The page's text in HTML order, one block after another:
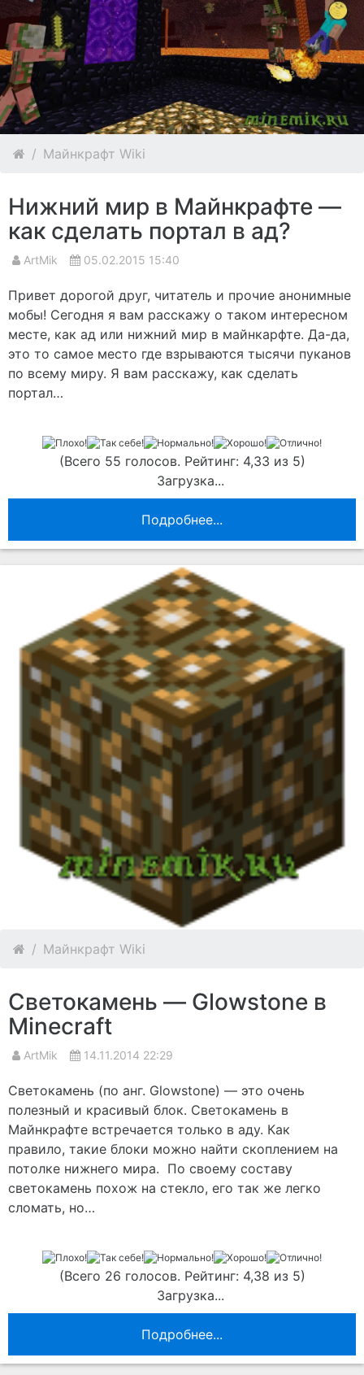
Майнкрафт Wiki
Нижний мир в Майнкрафте —
как сделать портал в ад?
ArtMik 05.02.2015 15:40
Привет дорогой друг, читатель и прочие анонимные
мобы! Сегодня я вам расскажу о таком интересном
месте, как ад или нижний мир в майнкарфте. Да-да,
это то самое место где взрываются тысячи пуканов
по всему миру. Я вам расскажу, как сделать
портал…
(Всего 55 голосов. Рейтинг: 4,33 из 5)
Загрузка...
Подробнее...
Майнкрафт Wiki
Светокамень — Glowstone в
Minecraft
ArtMik 14.11.2014 22:29
Светокамень (по анг. Glowstone) — это очень
полезный и красивый блок. Светокамень в
Майнкрафте встречается только в аду. Как
правило, такие блоки можно найти скоплением на
потолке нижнего мира. По своему составу
светокамень похож на стекло, его так же легко
сломать, но…
(Всего 26 голосов. Рейтинг: 4,38 из 5)
Загрузка...
Подробнее...